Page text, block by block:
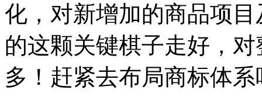
化，对新增加的商品项
的这颗关键棋子走好，
多！赶紧去布局商标体系